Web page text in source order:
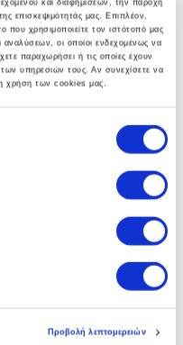
και διαφημίσεων, την παροχή
επισκεψιμότητάς μας. Επιπλέον,
που χρησιμοποιείτε τον ιστότοπό μας
οι οποίοι ενδεχομένως να
παραχωρήσει ή τις οποίες έχουν
υπηρεσιών τους. Αν συνεχίσετε να
χρήση των cookies μας.
Προβολή λεπτομερειών
στην αναπτύξη
υποδομής.
μας στο Soft1
με την SoftOne
τα οφέλη απο την